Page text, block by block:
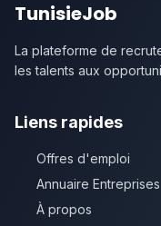
TunisieJob
La plateforme de
les talents aux
Liens rapides
Offres d'emploi
Annuaire Entreprises
À propos